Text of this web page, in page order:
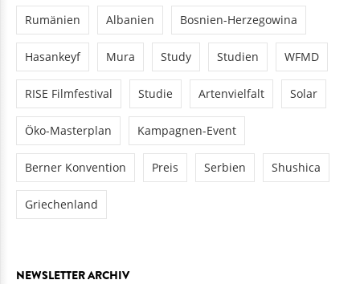
Rumänien Albanien Bosnien-Herzegowina
Hasankeyf Mura Study Studien WFMD
RISE Filmfestival Studie Artenvielfalt Solar
Öko-Masterplan Kampagnen-Event
Berner Konvention Preis Serbien Shushica
Griechenland
NEWSLETTER ARCHIV